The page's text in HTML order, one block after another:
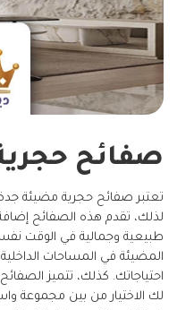
صفائح
تعتبر صفائح حجرية مضيئة جدة
لذلك، تقدم هذه الصفائح
طبيعية وجمالية في الوقت
المضيئة في المساحات الداخلية
احتياجاتك. كذلك، تتميز
لك الاختيار من بين مجموعة